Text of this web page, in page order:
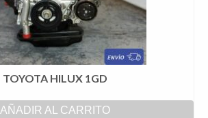
TOYOTA HILUX 1GD
AÑADIR AL CARRITO